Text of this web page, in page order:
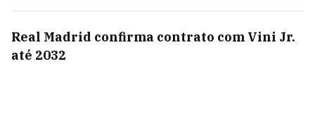
Real Madrid confirma contrato com Vini Jr.
até 2032